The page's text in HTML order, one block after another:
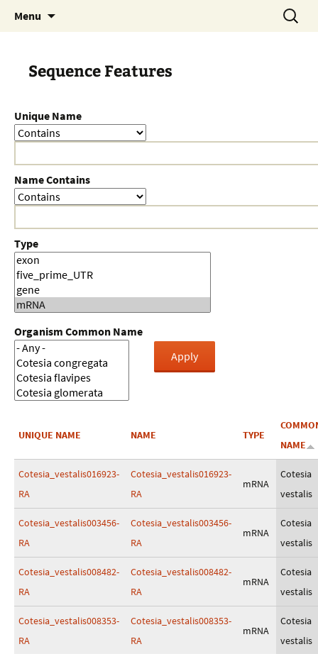
Menu
Search
for:
Sequence Features
Unique Name
Name Contains
Type
Organism Common Name
UNIQUE NAME NAME TYPE
NAME
Cotesia_vestalis016923-
RA
Cotesia_vestalis016923-
RA
mRNA
Cotesia
vestalis
Cotesia_vestalis003456-
RA
Cotesia_vestalis003456-
RA
mRNA
Cotesia
vestalis
Cotesia_vestalis008482-
RA
Cotesia_vestalis008482-
RA
mRNA
Cotesia
vestalis
Cotesia_vestalis008353-
RA
Cotesia_vestalis008353-
RA
mRNA
Cotesia
vestalis